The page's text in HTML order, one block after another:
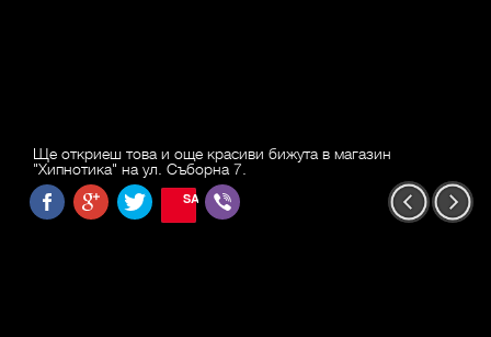
Ще откриеш това и още красиви бижута в магазин
"Хипнотика" на ул. Съборна 7.
SAVE